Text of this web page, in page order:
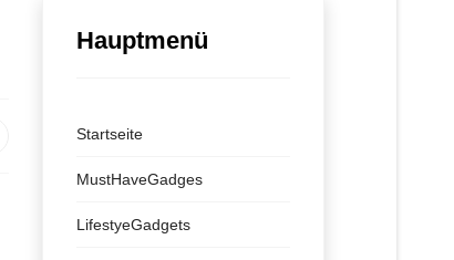
Hauptmenü
Startseite
MustHaveGadges
LifestyeGadgets